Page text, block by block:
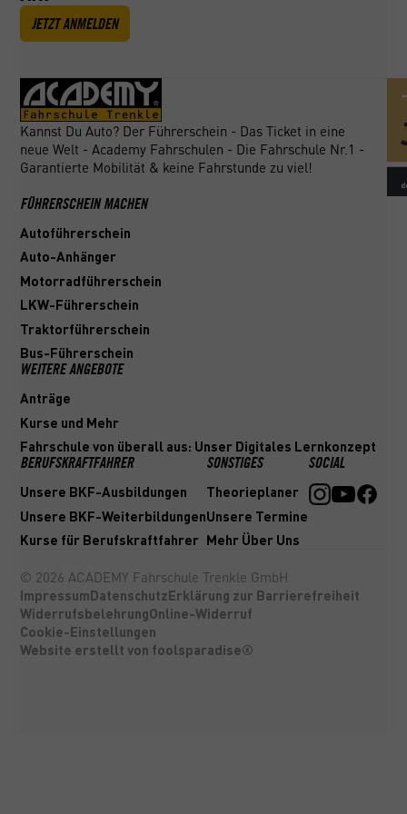
JETZT ANMELDEN
Kannst Du Auto? Der Führerschein - Das Ticket in eine
neue Welt - Academy Fahrschulen - Die Fahrschule Nr.1 -
Garantierte Mobilität & keine Fahrstunde zu viel!
FÜHRERSCHEIN MACHEN
Autoführerschein
Auto-Anhänger
Motorradführerschein
LKW-Führerschein
Traktorführerschein
Bus-Führerschein
WEITERE ANGEBOTE
Anträge
Kurse und Mehr
Fahrschule von überall aus: Unser Digitales Lernkonzept
BERUFSKRAFTFAHRER
Unsere BKF-Ausbildungen
Unsere BKF-Weiterbildungen
Kurse für Berufskraftfahrer
SONSTIGES
Theorieplaner
Unsere Termine
Mehr Über Uns
SOCIAL
© 2026 ACADEMY Fahrschule Trenkle GmbH
Impressum Datenschutz Erklärung zur Barrierefreiheit
WiderrufsbelehrungOnline-Widerruf
Cookie-Einstellungen
Website erstellt von foolsparadise®